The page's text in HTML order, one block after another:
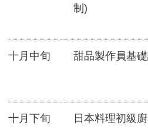
制)
十月中旬 甜品製作員基
十月下旬 日本料理初級